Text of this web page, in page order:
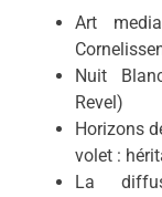
Art
Nuit
Revel)
Horizons
volet :
La